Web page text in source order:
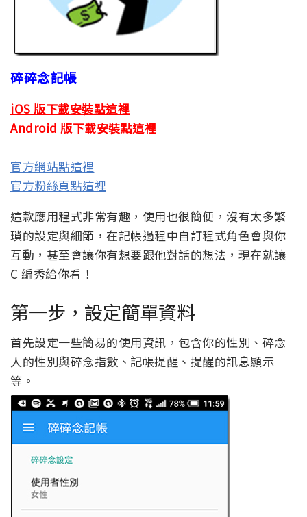
碎碎念記帳
iOS 版下載安裝點這裡
Android 版下載安裝點這裡
官方網站點這裡
官方粉絲頁點這裡
這款應用程式非常有趣，使用也很簡便，沒有太多繁
瑣的設定與細節，在記帳過程中自訂程式角色會與你
互動，甚至會讓你有想要跟他對話的想法，現在就讓
C 編秀給你看！
第一步，設定簡單資料
首先設定一些簡易的使用資訊，包含你的性別、碎念
人的性別與碎念指數、記帳提醒、提醒的訊息顯示
等。